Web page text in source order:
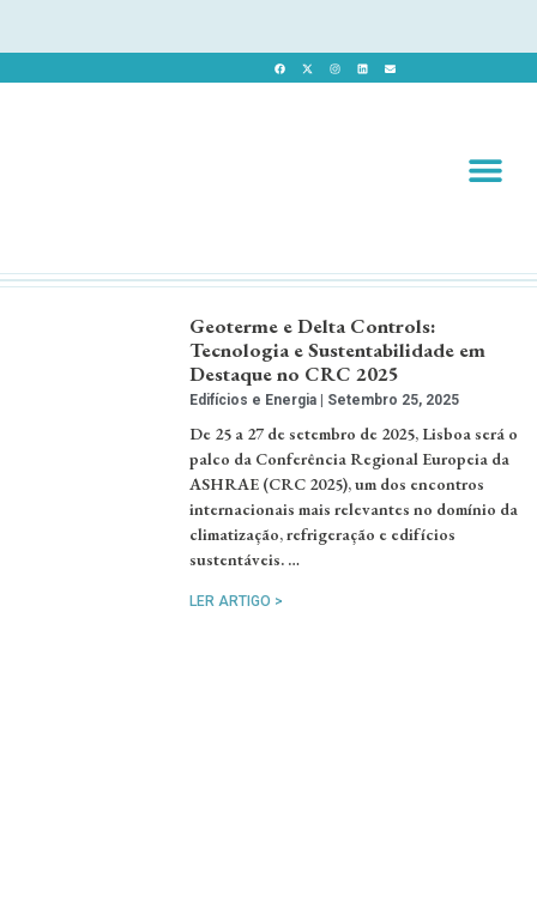
Geoterme e Delta Controls:
Tecnologia e Sustentabilidade em
Destaque no CRC 2025
Edifícios e Energia Setembro 25, 2025
De 25 a 27 de setembro de 2025, Lisboa será o
palco da Conferência Regional Europeia da
ASHRAE (CRC 2025), um dos encontros
internacionais mais relevantes no domínio da
climatização, refrigeração e edifícios
sustentáveis. …
LER ARTIGO >